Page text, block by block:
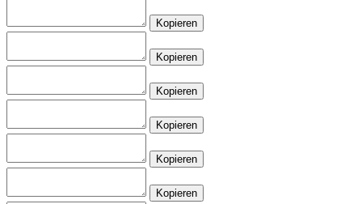
Kopieren
Kopieren
Kopieren
Kopieren
Kopieren
Kopieren